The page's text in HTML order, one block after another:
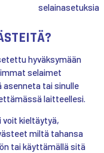
selainasetuksia
hyväksymään
selaimet
tai sinulle
laitteellesi.
voit kieltäytyä,
miltä tahansa
tai käyttämällä sitä